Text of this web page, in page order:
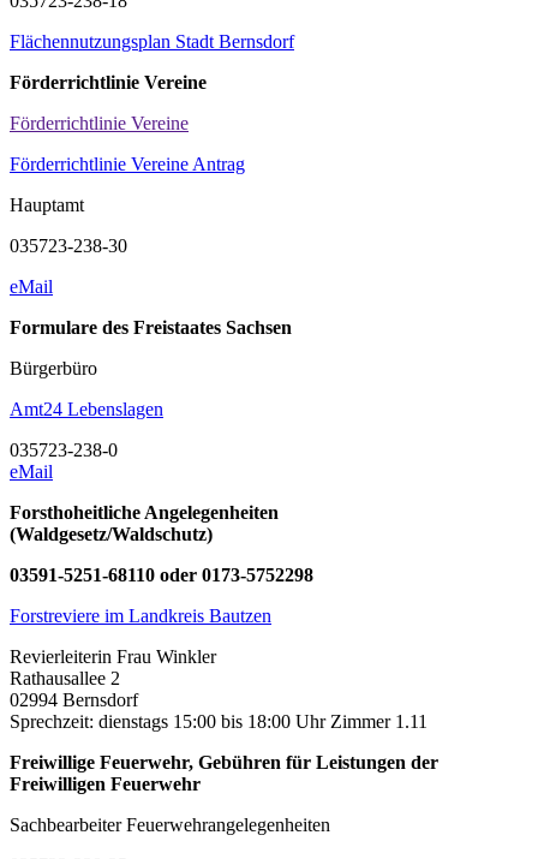
Flächennutzungsplan Stadt Bernsdorf
Förderrichtlinie Vereine
Förderrichtlinie Vereine
Förderrichtlinie Vereine Antrag
Hauptamt
035723-238-30
eMail
Formulare des Freistaates Sachsen
Bürgerbüro
Amt24 Lebenslagen
035723-238-0
eMail
Forsthoheitliche Angelegenheiten
(Waldgesetz/Waldschutz)
03591-5251-68110 oder 0173-5752298
Forstreviere im Landkreis Bautzen
Revierleiterin Frau Winkler
Rathausallee 2
02994 Bernsdorf
Sprechzeit: dienstags 15:00 bis 18:00 Uhr Zimmer 1.11
Freiwillige Feuerwehr, Gebühren für Leistungen der
Freiwilligen Feuerwehr
Sachbearbeiter Feuerwehrangelegenheiten